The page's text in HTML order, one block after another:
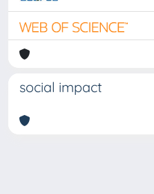
social impact